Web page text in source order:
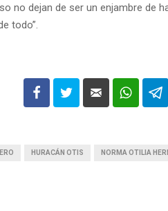
no dejan de ser un enjambre de
todo”.
HURACÁN OTIS NORMA OTILIA